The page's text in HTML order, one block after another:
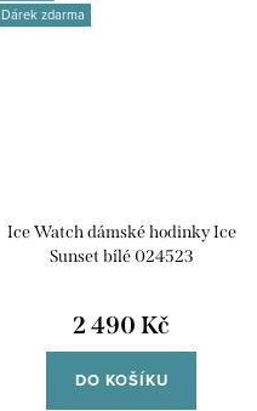
Dárek zdarma
Ice Watch dámské hodinky Ice
Sunset bílé 024523
2 490 Kč
DO KOŠÍKU